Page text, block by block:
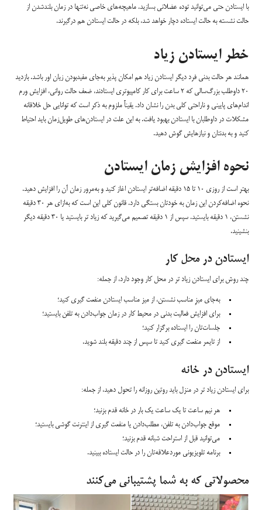
با ایستادن حتی می‌توانید توده عضلانی بسازید. ماهیچه‌های خاصی نه‌تنها در زمان بلند‌شدن از
حالت نشسته به حالت ایستاده دچار خواهد شد، بلکه در حالت ایستادن هم درگیرند.
خطر ایستادن زیاد
همانند هر حالت بدنی فرد دیگر ایستادن زیاد هم امکان پذیر به‌جای مفیدبودن زیان اور باشد. بازدید
۲۰ داوطلب بزرگ‌سالی که ۲ ساعت برای کار کامپیوتری ایستادند، ضعف حالت روانی، افزایش ورم
اندام‌های پایینی و ناراحتی کلی بدن را نشان داد. یقیناً ملزوم به ذکر است که توانایی حل خلاقانه
مشکلات در داوطلبان با ایستادن بهبود یافت. به این علت در ایستادن‌های طویل‌زمان باید احتیاط
کنید و به بدنتان و نیازهایش گوش دهید.
نحوه افزایش زمان ایستادن
بهتر است از روزی ۱۰ تا ۱۵ دقیقه اضافه‌تر ایستادن اغاز کنید و به‌مرور زمان آن را افزایش دهید.
نحوه اضافه‌کردن این زمان به خودتان بستگی دارد. قانون کلی این است که به‌ازای هر ۳۰ دقیقه
نشستن، ۱ دقیقه بایستید. سپس از ۱ دقیقه تصمیم می‌گیرید که زیاد تر بایستید یا ۳۰ دقیقه دیگر
بنشینید.
ایستادن در محل کار
چند روش برای ایستادن زیاد تر در محل کار وجود دارد، از جمله:
به‌جای میزِ مناسب نشستن، از میز مناسب ایستادن منفعت گیری کنید؛
برای افزایش فعالیت بدنی در محیط کار در زمان جواب‌دادن به تلفن بایستید؛
جلسات‌تان را ایستاده برگزار کنید؛
از تایمر منفعت گیری کنید تا سپس از چند دقیقه بلند شوید.
ایستادن در خانه
برای ایستادن زیاد تر در منزل باید روتین روزانه را تحول دهید، از جمله:
هر نیم ساعت تا یک ساعت یک بار در خانه قدم بزنید؛
موقع جواب‌دادن به تلفن، مطلب‌دادن یا منفعت گیری از اینترنت گوشی بایستید؛
می‌توانید قبل از استراحت شبانه قدم بزنید؛
برنامه تلویزیونی موردعلاقه‌تان را در حالت ایستاده ببینید.
محصولاتی که به شما پشتیبانی می‌کنند